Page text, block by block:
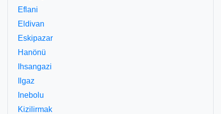
Eflani
Eldivan
Eskipazar
Hanönü
Ihsangazi
Ilgaz
Inebolu
Kizilirmak